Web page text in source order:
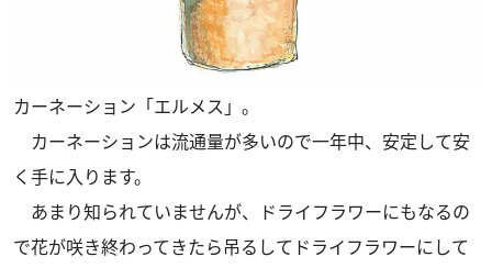
カーネーション「エルメス」。
カーネーションは流通量が多いので一年中、安定して安
く手に入ります。
あまり知られていませんが、ドライフラワーにもなるの
で花が咲き終わってきたら吊るしてドライフラワーにして